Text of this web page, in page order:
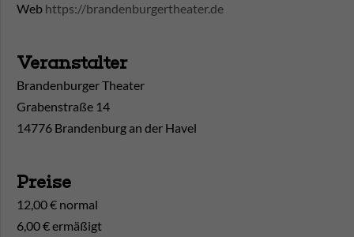
Web https://brandenburgertheater.de
Veranstalter
Brandenburger Theater
Grabenstraße 14
14776 Brandenburg an der Havel
Preise
12,00 € normal
6,00 € ermäßigt